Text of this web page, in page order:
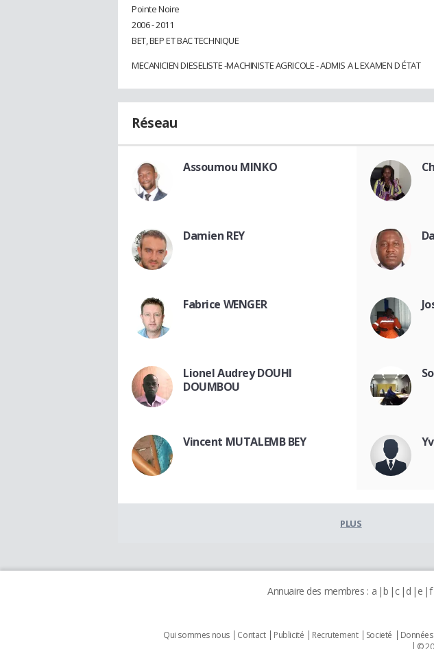
Pointe Noire
2006 - 2011
BET, BEP ET BAC TECHNIQUE
MECANICIEN DIESELISTE -MACHINISTE AGRICOLE - ADMIS A L EXAMEN D ÉTAT
Réseau
Assoumou MINKO
Damien REY
Fabrice WENGER
Lionel Audrey DOUHI
DOUMBOU
Vincent MUTALEMB BEY
PLUS
Annuaire des membres : a b c d e f
Qui sommes nous Contact Publicité Recrutement Societé